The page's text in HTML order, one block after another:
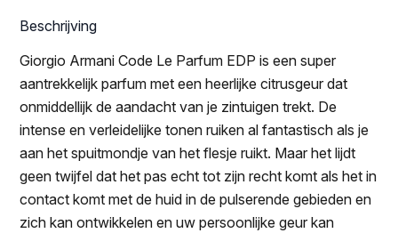
Beschrijving
Giorgio Armani Code Le Parfum EDP is een super
aantrekkelijk parfum met een heerlijke citrusgeur dat
onmiddellijk de aandacht van je zintuigen trekt. De
intense en verleidelijke tonen ruiken al fantastisch als je
aan het spuitmondje van het flesje ruikt. Maar het lijdt
geen twijfel dat het pas echt tot zijn recht komt als het in
contact komt met de huid in de pulserende gebieden en
zich kan ontwikkelen en uw persoonlijke geur kan